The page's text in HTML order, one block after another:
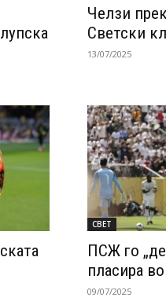
Челзи
Светски
13/07/2025
СВЕТ
ПСЖ го
пласира
09/07/2025